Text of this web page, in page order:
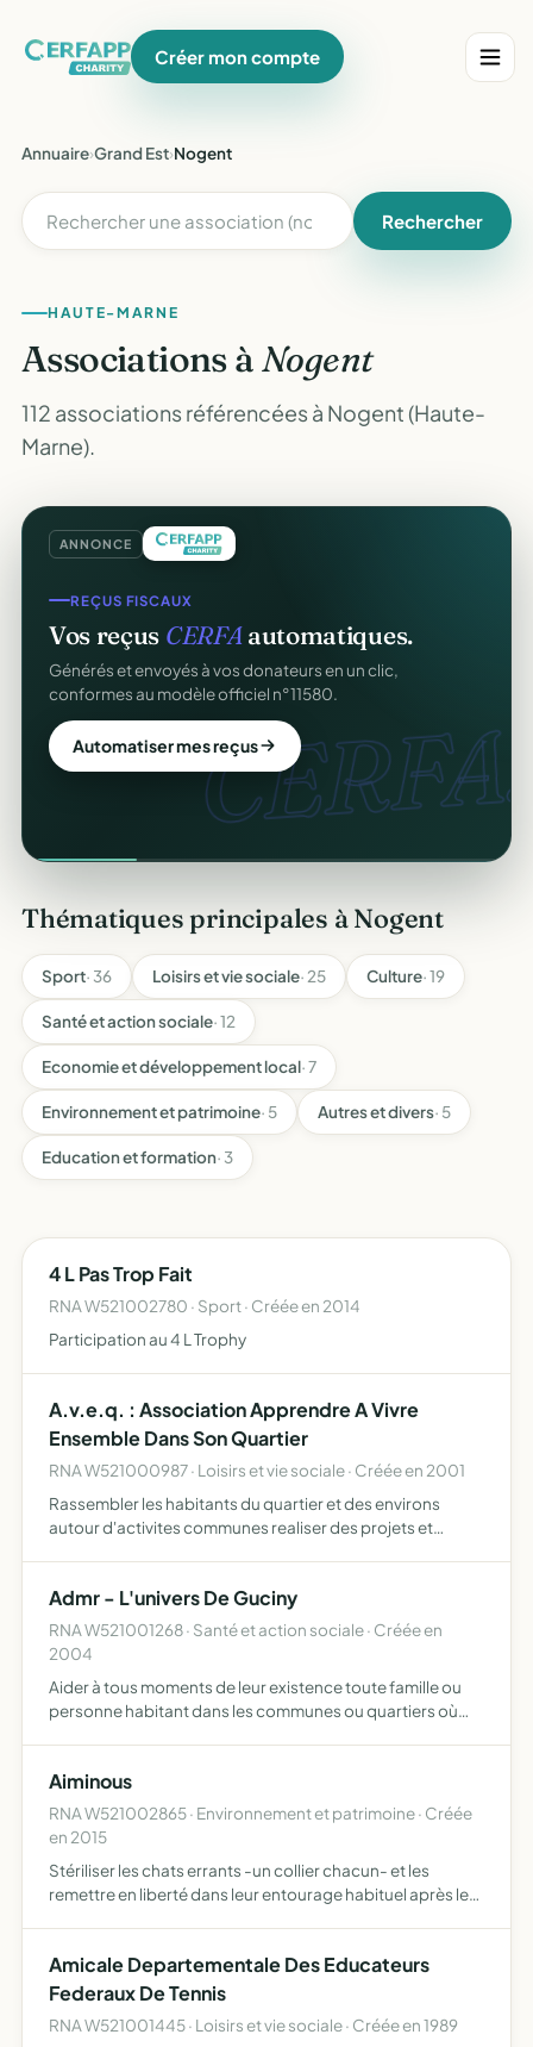
Créer mon compte
Annuaire›Grand Est›Nogent
Rechercher
HAUTE-MARNE
Associations àNogent
112 associations référencées à Nogent (Haute-
Marne).
ANNONCE
CERFA.
REÇUS FISCAUX
Vos reçus CERFAautomatiques.
Générés et envoyés à vos donateurs en un clic,
conformes au modèle officiel n°11580.
Automatiser mes reçus
Thématiques principales à Nogent
Sport· 36 Loisirs et vie sociale· 25 Culture· 19
Santé et action sociale· 12
Economie et développement local· 7
Environnement et patrimoine· 5 Autres et divers· 5
Education et formation· 3
4 L Pas Trop Fait
RNA W521002780 · Sport · Créée en 2014
Participation au 4 L Trophy
A.v.e.q. : Association Apprendre A Vivre
Ensemble Dans Son Quartier
RNA W521000987 · Loisirs et vie sociale · Créée en 2001
Rassembler les habitants du quartier et des environs
autour d'activites communes realiser des projets et
Admr - L'univers De Guciny
RNA W521001268 · Santé et action sociale · Créée en
2004
Aider à tous moments de leur existence toute famille ou
personne habitant dans les communes ou quartiers où
de …
Aiminous
RNA W521002865 · Environnement et patrimoine · Créée
en 2015
Stériliser les chats errants -un collier chacun- et les
remettre en liberté dans leur entourage habituel après leur
Amicale Departementale Des Educateurs
Federaux De Tennis
RNA W521001445 · Loisirs et vie sociale · Créée en 1989